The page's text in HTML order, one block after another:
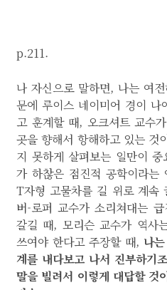
p.211.
나 자신으로 말하면, 나는 여
문에 루이스 네이미어 경이 나
고 훈계할 때, 오크셔트 교수
곳을 향해서 항해하고 있는 것
지 못하게 살펴보는 일만이
가 하찮은 점진적 공학이라는
T자형 고물차를 길 위로 계속
버-로퍼 교수가 소리쳐대는
갈길 때, 모리슨 교수가 역사
쓰여야 한다고 주장할 때, 나
계를 내다보고 나서 진부하기
말을 빌려서 이렇게 대답할